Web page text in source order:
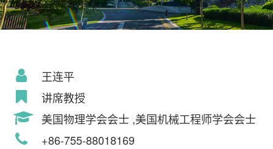
王连平
讲席教授
美国物理学会会士 ,美国机械工程师学会会士
+86-755-88018169